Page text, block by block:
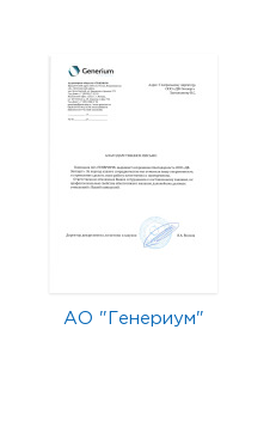
АО "Генериум"